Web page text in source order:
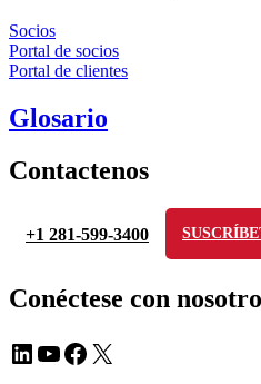
Socios
Portal de socios
Portal de clientes
Glosario
Contactenos
+1 281-599-3400
Conéctese con